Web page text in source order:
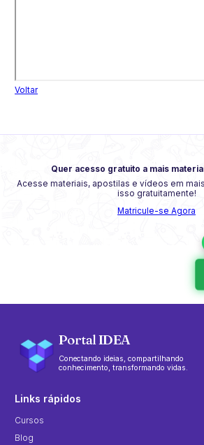
Voltar
Quer acesso gratuito a mais
Acesse materiais, apostilas e vídeos em
isso gratuitamente!
Matricule-se Agora
Portal IDEA
Conectando ideias, compartilhando
conhecimento, transformando vidas.
Links rápidos
Cursos
Blog